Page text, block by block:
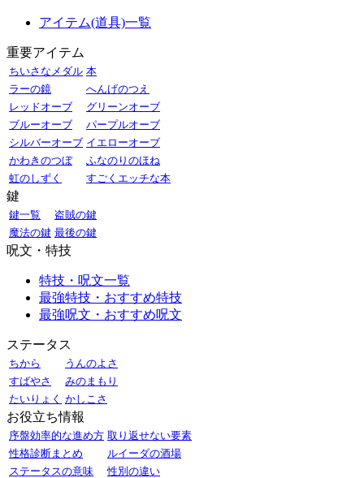
アイテム(道具)一覧
重要アイテム
ちいさなメダル 本
ラーの鏡
へんげのつえ
レッドオーブ
グリーンオーブ
ブルーオーブ
パープルオーブ
シルバーオーブ イエローオーブ
かわきのつぼ
ふなのりのほね
虹のしずく
すごくエッチな本
鍵
鍵一覧
盗賊の鍵
魔法の鍵 最後の鍵
呪文・特技
特技・呪文一覧
最強特技・おすすめ特技
最強呪文・おすすめ呪文
ステータス
ちから
うんのよさ
すばやさ
みのまもり
たいりょく かしこさ
お役立ち情報
序盤効率的な進め方 取り返せない要素
性格診断まとめ
ルイーダの酒場
ステータスの意味
性別の違い